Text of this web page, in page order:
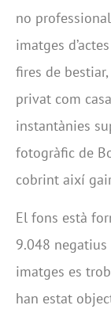
no
imatges
fires de
privat com
instantànies
fotogràfic de
cobrint així
El fons està
9.048
imatges es
han estat